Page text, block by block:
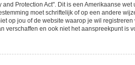
Protection Act". Dit is een Amerikaanse
moet schriftelijk of op een andere
op jou of de website waarop je wil
en ook niet het aanspreekpunt is